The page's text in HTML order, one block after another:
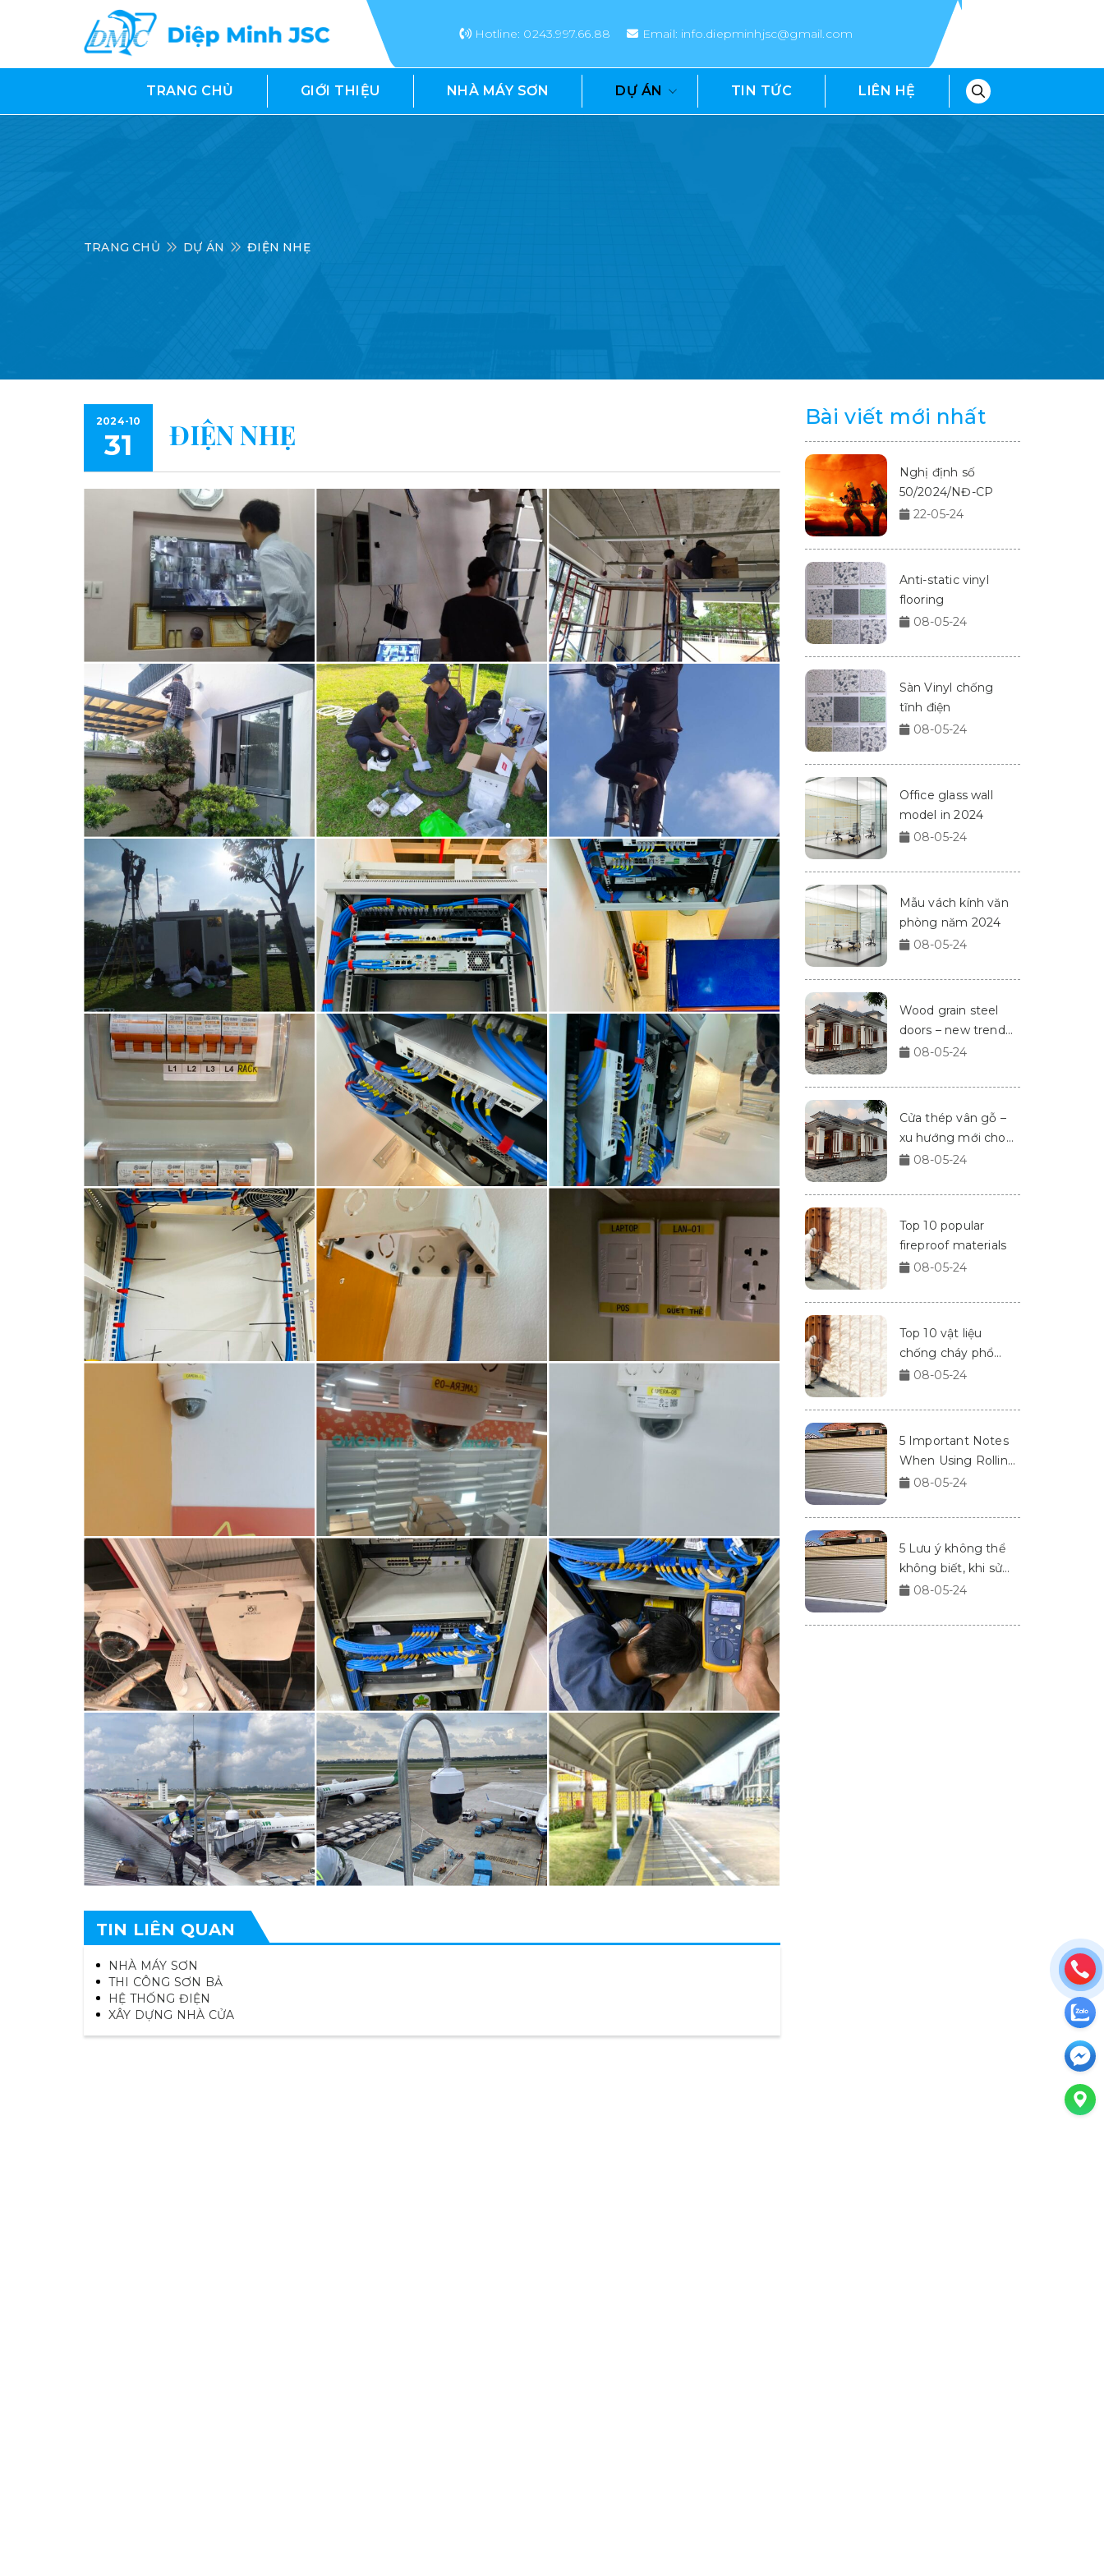
Hotline: 0243.997.66.88 Email: info.diepminhjsc@gmail.com
TRANG CHỦ GIỚI THIỆU NHÀ MÁY SƠN DỰ ÁN TIN TỨC LIÊN HỆ
TRANG CHỦ DỰ ÁN ĐIỆN NHẸ
2024-10
31 ĐIỆN NHẸ
TIN LIÊN QUAN
NHÀ MÁY SƠN
THI CÔNG SƠN BẢ
HỆ THỐNG ĐIỆN
XÂY DỰNG NHÀ CỬA
Bài viết mới nhất
22-05-24
Nghị định số
50/2024/NĐ-CP
08-05-24
Anti-static vinyl
flooring
08-05-24
Sàn Vinyl chống
tĩnh điện
08-05-24
Office glass wall
model in 2024
08-05-24
Mẫu vách kính văn
phòng năm 2024
08-05-24
Wood grain steel
doors – new trend
for homes in 2024
08-05-24
Cửa thép vân gỗ –
xu hướng mới cho
nhà cửa 2024
08-05-24
Top 10 popular
fireproof materials
08-05-24
Top 10 vật liệu
chống cháy phổ
biến
08-05-24
5 Important Notes
When Using Rolling
Doors
08-05-24
5 Lưu ý không thể
không biết, khi sử
dụng cửa cuốn